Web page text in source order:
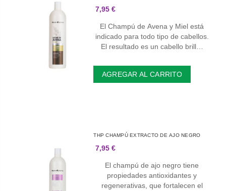
7,95 €
El Champú de Avena y Miel está
indicado para todo tipo de cabellos.
El resultado es un cabello brill…
AGREGAR AL CARRITO
THP CHAMPÚ EXTRACTO DE AJO NEGRO
7,95 €
El champú de ajo negro tiene
propiedades antioxidantes y
regenerativas, que fortalecen el